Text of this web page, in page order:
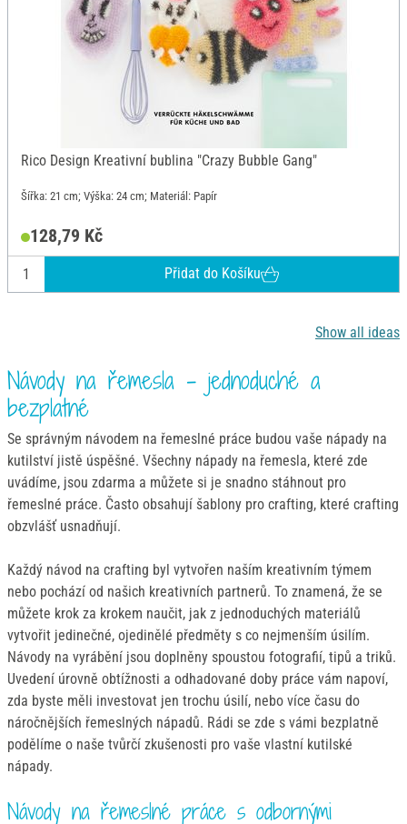
Rico Design Kreativní bublina "Crazy Bubble Gang"
Šířka: 21 cm; Výška: 24 cm; Materiál: Papír
128,79 Kč
Přidat do Košíku
Show all ideas
Návody na řemesla - jednoduché a
bezplatné
Se správným návodem na řemeslné práce budou vaše nápady na
kutilství jistě úspěšné. Všechny nápady na řemesla, které zde
uvádíme, jsou zdarma a můžete si je snadno stáhnout pro
řemeslné práce. Často obsahují šablony pro crafting, které crafting
obzvlášť usnadňují.
Každý návod na crafting byl vytvořen naším kreativním týmem
nebo pochází od našich kreativních partnerů. To znamená, že se
můžete krok za krokem naučit, jak z jednoduchých materiálů
vytvořit jedinečné, ojedinělé předměty s co nejmenším úsilím.
Návody na vyrábění jsou doplněny spoustou fotografií, tipů a triků.
Uvedení úrovně obtížnosti a odhadované doby práce vám napoví,
zda byste měli investovat jen trochu úsilí, nebo více času do
náročnějších řemeslných nápadů. Rádi se zde s vámi bezplatně
podělíme o naše tvůrčí zkušenosti pro vaše vlastní kutilské
nápady.
Návody na řemeslné práce s odbornými